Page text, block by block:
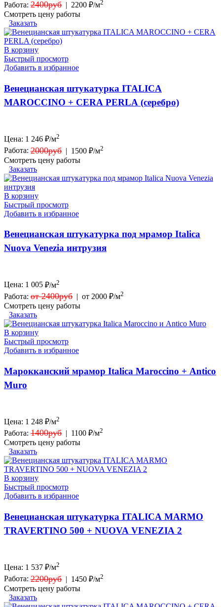
Работа: 2400руб | 2200 ₽/м2
Смотреть цену работы
Заказать
В корзину
Быстрый просмотр
Добавить в избранное
Венецианская штукатурка ITALICA
MAROCCINO + CERA PERLA (серебро)
Цена: 1 246 ₽/м2
Работа: 2000руб | 1500 ₽/м2
Смотреть цену работы
Заказать
В корзину
Быстрый просмотр
Добавить в избранное
Венецианская штукатурка под мрамор Italica
Nuova Venezia интрузия
Цена: 1 005 ₽/м2
Работа: от 2400руб | от 2000 ₽/м2
Смотреть цену работы
Заказать
В корзину
Быстрый просмотр
Добавить в избранное
Марокканский мрамор Italica Maroccino + Antico
Muro
Цена: 1 248 ₽/м2
Работа: 1400руб | 1100 ₽/м2
Смотреть цену работы
Заказать
В корзину
Быстрый просмотр
Добавить в избранное
Венецианская штукатурка ITALICA MARMO
TRAVERTINO 500 + NUOVA VENEZIA 2
Цена: 1 537 ₽/м2
Работа: 2200руб | 1450 ₽/м2
Смотреть цену работы
Заказать